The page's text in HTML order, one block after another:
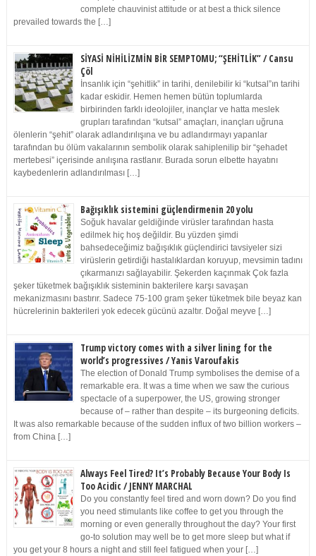
complete chauvinist attitude or at best a thick silence
prevailed towards the […]
SİYASİ NİHİLİZMİN BİR SEMPTOMU; “ŞEHİTLİK” / Cansu
Çöl
İnsanlık için “şehitlik” in tarihi, denilebilir ki “kutsal”ın tarihi
kadar eskidir. Hemen hemen bütün toplumlarda
birbirinden farklı ideolojiler, inançlar ve hatta meslek
grupları tarafından “kutsal” amaçları, inançları uğruna
ölenlerin “şehit” olarak adlandırılışına ve bu adlandırmayı yapanlar
tarafından bu ölüm vakalarının sembolik olarak sahiplenilip bir “şehadet
mertebesi” içerisinde anılışına rastlanır. Burada sorun elbette hayatını
kaybedenlerin adlandırılması […]
Bağışıklık sistemini güçlendirmenin 20 yolu
Soğuk havalar geldiğinde virüsler tarafından hasta
edilmek hiç hoş değildir. Bu yüzden şimdi
bahsedeceğimiz bağışıklık güçlendirici tavsiyeler sizi
virüslerin getirdiği hastalıklardan koruyup, mevsimin tadını
çıkarmanızı sağlayabilir. Şekerden kaçınmak Çok fazla
şeker tüketmek bağışıklık sisteminin bakterilere karşı savaşan
mekanizmasını bastırır. Sadece 75-100 gram şeker tüketmek bile beyaz kan
hücrelerinin bakterileri yok edecek gücünü azaltır. Doğal meyve […]
Trump victory comes with a silver lining for the
world’s progressives / Yanis Varoufakis
The election of Donald Trump symbolises the demise of a
remarkable era. It was a time when we saw the curious
spectacle of a superpower, the US, growing stronger
because of – rather than despite – its burgeoning deficits.
It was also remarkable because of the sudden influx of two billion workers –
from China […]
Always Feel Tired? It’s Probably Because Your Body Is
Too Acidic / JENNY MARCHAL
Do you constantly feel tired and worn down? Do you find
you need stimulants like coffee to get you through the
morning or even generally throughout the day? Your first
go-to solution may well be to get more sleep but what if
you get your 8 hours a night and still feel fatigued when your […]